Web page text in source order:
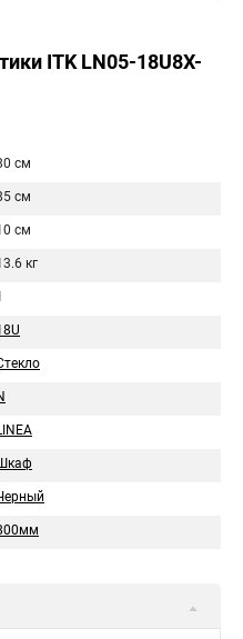
ITK LN05-18U8X-
см
см
см
кг